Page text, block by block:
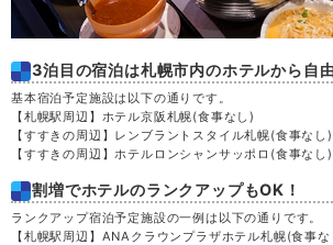
3泊目の宿泊は札幌市内のホテルから自
基本宿泊予定施設は以下の通りです。
【札幌駅周辺】ホテル京阪札幌(食事なし)
【すすきの周辺】レンブラントスタイル札幌(食事なし)
【すすきの周辺】ホテルロンシャンサッポロ (食事なし)
割増でホテルのランクアップもOK！
ランクアップ宿泊予定施設の一例は以下の通りです。
【札幌駅周辺】ANAクラウンプラザホテル札幌(食事な